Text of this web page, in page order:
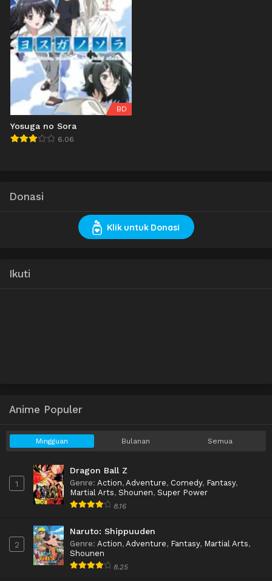
BD
Yosuga no Sora
6.06
Donasi
Klik untuk Donasi
Ikuti
Anime Populer
Mingguan Bulanan Semua
1
Dragon Ball Z
Genre: Action, Adventure, Comedy, Fantasy,
Martial Arts, Shounen, Super Power
8.16
2
Naruto: Shippuuden
Genre: Action, Adventure, Fantasy, Martial Arts,
Shounen
8.25